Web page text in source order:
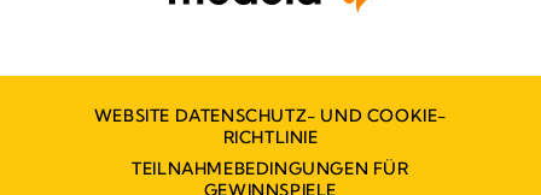
WEBSITE DATENSCHUTZ- UND COOKIE-
RICHTLINIE
TEILNAHMEBEDINGUNGEN FÜR